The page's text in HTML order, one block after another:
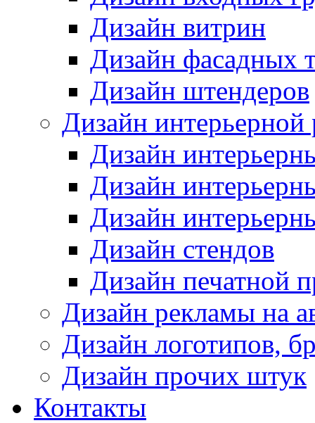
Дизайн витрин
Дизайн фасадных
Дизайн штендеров
Дизайн интерьерной
Дизайн
Дизайн
Дизайн
Дизайн стендов
Дизайн печатной
Дизайн рекламы на
Дизайн логотипов,
Дизайн прочих штук
Контакты